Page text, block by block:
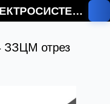
СУЧАСНІ ЕЛЕКТРОСИСТЕМИ
ЗЗЦМ отрез